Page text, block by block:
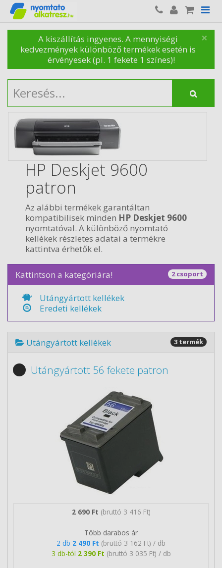
×
A kiszállítás ingyenes. A mennyiségi
kedvezmények különböző termékek esetén is
érvényesek (pl. 1 fekete 1 színes)!
HP Deskjet 9600
patron
Az alábbi termékek garantáltan
kompatibilisek minden HP Deskjet 9600
nyomtatóval. A különböző nyomtató
kellékek részletes adatai a termékre
kattintva érhetők el.
Kattintson a kategóriára! 2 csoport
Utángyártott kellékek
Eredeti kellékek
Utángyártott kellékek 3 termék
Utángyártott 56 fekete patron
2 690 Ft (bruttó 3 416 Ft)
Több darabos ár
2 db 2 490 Ft (bruttó 3 162 Ft) / db
3 db-tól 2 390 Ft (bruttó 3 035 Ft) / db